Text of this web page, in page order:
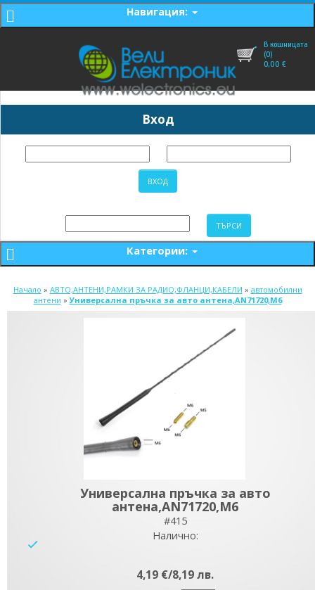
Навигация:
В кошницата
(0)
0,00 €
Вход
Категории:
Начало » АВТО,АНТЕНИ,РАМКИ ЗА РАДИО,ФЛАНЦИ,КАБЕЛИ » автомобилни
антени »Универсална пръчка за авто антена,AN71720,M6
Универсална пръчка за авто
антена,AN71720,M6
#415
Налично:
4,19 €/8,19 лв.